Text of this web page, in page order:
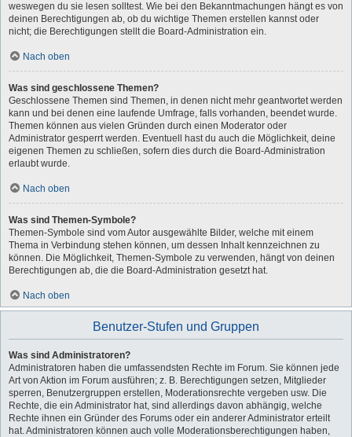
weswegen du sie lesen solltest. Wie bei den Bekanntmachungen hängt es von
deinen Berechtigungen ab, ob du wichtige Themen erstellen kannst oder
nicht; die Berechtigungen stellt die Board-Administration ein.
Nach oben
Was sind geschlossene Themen?
Geschlossene Themen sind Themen, in denen nicht mehr geantwortet werden
kann und bei denen eine laufende Umfrage, falls vorhanden, beendet wurde.
Themen können aus vielen Gründen durch einen Moderator oder
Administrator gesperrt werden. Eventuell hast du auch die Möglichkeit, deine
eigenen Themen zu schließen, sofern dies durch die Board-Administration
erlaubt wurde.
Nach oben
Was sind Themen-Symbole?
Themen-Symbole sind vom Autor ausgewählte Bilder, welche mit einem
Thema in Verbindung stehen können, um dessen Inhalt kennzeichnen zu
können. Die Möglichkeit, Themen-Symbole zu verwenden, hängt von deinen
Berechtigungen ab, die die Board-Administration gesetzt hat.
Nach oben
Benutzer-Stufen und Gruppen
Was sind Administratoren?
Administratoren haben die umfassendsten Rechte im Forum. Sie können jede
Art von Aktion im Forum ausführen; z. B. Berechtigungen setzen, Mitglieder
sperren, Benutzergruppen erstellen, Moderationsrechte vergeben usw. Die
Rechte, die ein Administrator hat, sind allerdings davon abhängig, welche
Rechte ihnen ein Gründer des Forums oder ein anderer Administrator erteilt
hat. Administratoren können auch volle Moderationsberechtigungen haben,